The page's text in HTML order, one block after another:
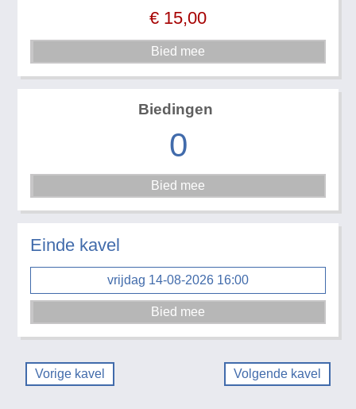
€ 15,00
Biedingen
0
Einde kavel
vrijdag 14-08-2026 16:00
Vorige kavel Volgende kavel